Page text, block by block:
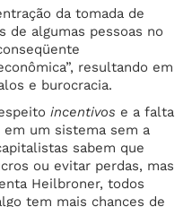
da tomada de
de algumas pessoas no
resultando em
e burocracia.
incentivos e a falta
em um sistema sem a
sabem que
ou evitar perdas, mas
Heilbroner, todos
tem mais chances de